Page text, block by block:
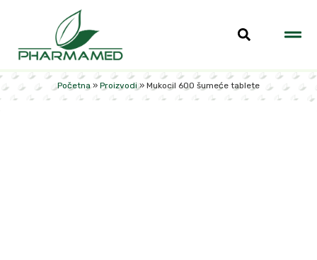
Početna» Proizvodi» Mukocil 600 šumeće tablete